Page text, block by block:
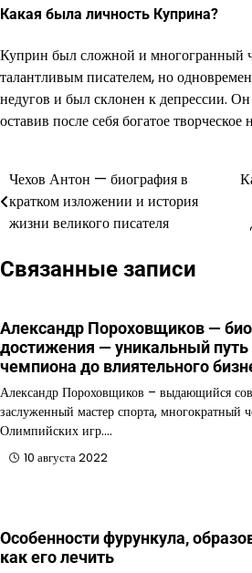
Какая была личность Куприна?
Куприн был сложной и многогранный
талантливым писателем, но
недугов и был склонен к депрессии.
оставив после себя богатое творческое
Навигация
по
Чехов Антон — биография в
кратком изложении и история
жизни великого писателя
Связанные записи
Александр Пороховщиков —
достижения — уникальный
чемпиона до влиятельного
Александр Пороховщиков – выдающийся
заслуженный мастер спорта, многократный
Олимпийских игр.…
10 августа 2022
Особенности фурункула,
как его лечить